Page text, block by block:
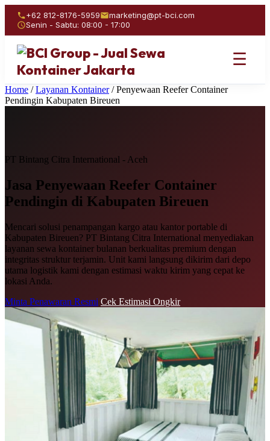
+62 812-8176-5959
marketing@pt-bci.com
Senin - Sabtu: 08:00 - 17:00
☰
Home / Layanan Kontainer / Penyewaan Reefer Container
Pendingin Kabupaten Bireuen
PT Bintang Citra International - Aceh
Jasa Penyewaan Reefer Container
Pendingin di Kabupaten Bireuen
Mencari solusi penampangan kargo atau kantor portable di
Kabupaten Bireuen? PT Bintang Citra International menyediakan
layanan sewa kontainer bulanan berkualitas premium dengan
integritas struktur terjamin. Unit kami langsung dikirim dari depo
utama logistik kami dengan estimasi waktu kirim yang cepat ke
lokasi Anda.
Minta Penawaran Resmi Cek Estimasi Ongkir